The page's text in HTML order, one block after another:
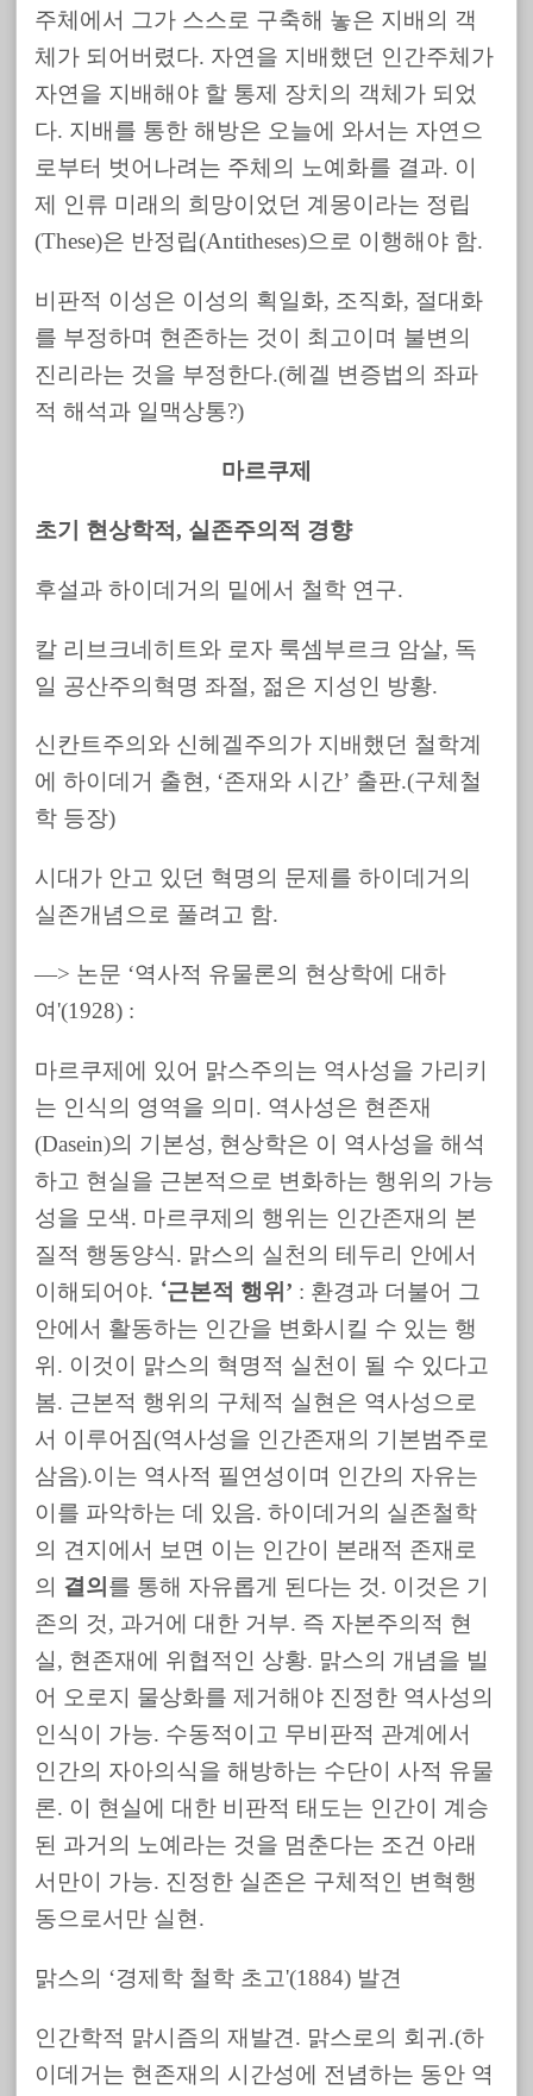
주체에서 그가 스스로 구축해 놓은 지배의 객
체가 되어버렸다. 자연을 지배했던 인간주체가
자연을 지배해야 할 통제 장치의 객체가 되었
다. 지배를 통한 해방은 오늘에 와서는 자연으
로부터 벗어나려는 주체의 노예화를 결과. 이
제 인류 미래의 희망이었던 계몽이라는 정립
(These)은 반정립(Antitheses)으로 이행해야 함.
비판적 이성은 이성의 획일화, 조직화, 절대화
를 부정하며 현존하는 것이 최고이며 불변의
진리라는 것을 부정한다.(헤겔 변증법의 좌파
적 해석과 일맥상통?)
마르쿠제
초기 현상학적, 실존주의적 경향
후설과 하이데거의 밑에서 철학 연구.
칼 리브크네히트와 로자 룩셈부르크 암살, 독
일 공산주의혁명 좌절, 젊은 지성인 방황.
신칸트주의와 신헤겔주의가 지배했던 철학계
에 하이데거 출현, ‘존재와 시간’ 출판.(구체철
학 등장)
시대가 안고 있던 혁명의 문제를 하이데거의
실존개념으로 풀려고 함.
—> 논문 ‘역사적 유물론의 현상학에 대하
여'(1928) :
마르쿠제에 있어 맑스주의는 역사성을 가리키
는 인식의 영역을 의미. 역사성은 현존재
(Dasein)의 기본성, 현상학은 이 역사성을 해석
하고 현실을 근본적으로 변화하는 행위의 가능
성을 모색. 마르쿠제의 행위는 인간존재의 본
질적 행동양식. 맑스의 실천의 테두리 안에서
이해되어야. ‘근본적 행위’ : 환경과 더불어 그
안에서 활동하는 인간을 변화시킬 수 있는 행
위. 이것이 맑스의 혁명적 실천이 될 수 있다고
봄. 근본적 행위의 구체적 실현은 역사성으로
서 이루어짐(역사성을 인간존재의 기본범주로
삼음).이는 역사적 필연성이며 인간의 자유는
이를 파악하는 데 있음. 하이데거의 실존철학
의 견지에서 보면 이는 인간이 본래적 존재로
의 결의 를 통해 자유롭게 된다는 것. 이것은 기
존의 것, 과거에 대한 거부. 즉 자본주의적 현
실, 현존재에 위협적인 상황. 맑스의 개념을 빌
어 오로지 물상화를 제거해야 진정한 역사성의
인식이 가능. 수동적이고 무비판적 관계에서
인간의 자아의식을 해방하는 수단이 사적 유물
론. 이 현실에 대한 비판적 태도는 인간이 계승
된 과거의 노예라는 것을 멈춘다는 조건 아래
서만이 가능. 진정한 실존은 구체적인 변혁행
동으로서만 실현.
맑스의 ‘경제학 철학 초고'(1884) 발견
인간학적 맑시즘의 재발견. 맑스로의 회귀.(하
이데거는 현존재의 시간성에 전념하는 동안 역